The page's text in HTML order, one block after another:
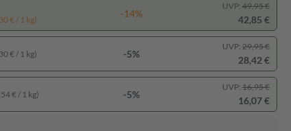
€ / 1 kg)
-14%
UVP: 49,95 €
42,85 €
€ / 1 kg) -5%
UVP: 29,95 €
28,42 €
€ / 1 kg) -5%
UVP: 16,95 €
16,07 €